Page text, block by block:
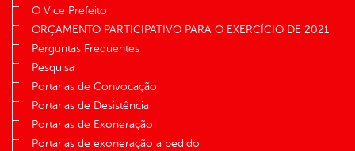
O Vice Prefeito
ORÇAMENTO PARTICIPATIVO PARA O EXERCÍCIO DE 2021
Perguntas Frequentes
Pesquisa
Portarias de Convocação
Portarias de Desistência
Portarias de Exoneração
Portarias de exoneração a pedido